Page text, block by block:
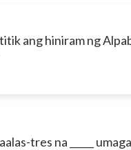
ang hiniram ng
tres na _____ umaga